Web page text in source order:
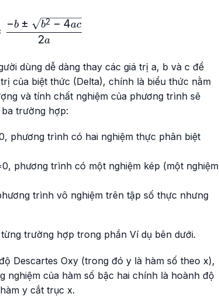
x=\frac{-b±\sqrt{b²-4ac}}{2a}
2a
−b ± b2 −4ac
dùng dễ dàng thay các giá trị a, b và c để
của biệt thức (Delta), chính là biểu thức nằm
và tính chất nghiệm của phương trình sẽ
trường hợp:
, phương trình có hai nghiệm thực phân biệt
, phương trình có một nghiệm kép (một nghiệm
trình vô nghiệm trên tập số thực nhưng
trường hợp trong phần Ví dụ bên dưới.
Descartes Oxy (trong đó y là hàm số theo x),
nghiệm của hàm số bậc hai chính là hoành độ
y cắt trục x.